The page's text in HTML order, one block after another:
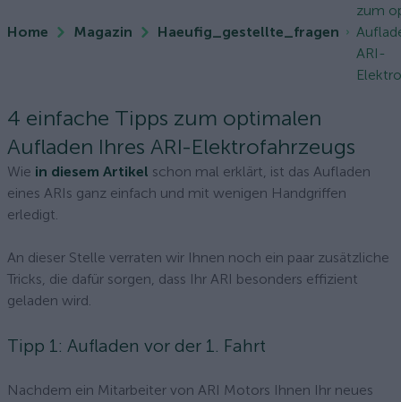
Home Magazin Haeufig_gestellte_fragen
zum
ARI-
4 einfache Tipps zum optimalen
Aufladen Ihres ARI-Elektrofahrzeugs
Wie in diesem Artikel schon mal erklärt, ist das Aufladen
eines ARIs ganz einfach und mit wenigen Handgriffen
erledigt.
An dieser Stelle verraten wir Ihnen noch ein paar zusätzliche
Tricks, die dafür sorgen, dass Ihr ARI besonders effizient
geladen wird.
Tipp 1: Aufladen vor der 1. Fahrt
Nachdem ein Mitarbeiter von ARI Motors Ihnen Ihr neues